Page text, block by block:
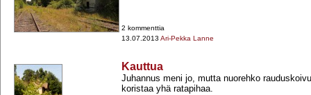
2 kommenttia
13.07.2013 Ari-Pekka Lanne
Kauttua
Juhannus meni jo, mutta nuorehko
koristaa yhä ratapihaa.